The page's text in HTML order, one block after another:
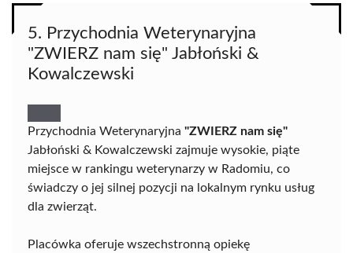
5. Przychodnia Weterynaryjna
"ZWIERZ nam się" Jabłoński &
Kowalczewski
Przychodnia Weterynaryjna "ZWIERZ nam się"
Jabłoński & Kowalczewski zajmuje wysokie, piąte
miejsce w rankingu weterynarzy w Radomiu, co
świadczy o jej silnej pozycji na lokalnym rynku usług
dla zwierząt.
Placówka oferuje wszechstronną opiekę